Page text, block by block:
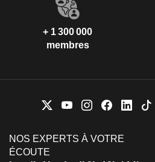
+ 1 300 000
membres
NOS EXPERTS À VOTRE
ÉCOUTE